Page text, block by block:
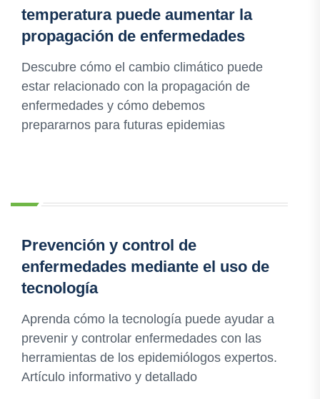
temperatura puede aumentar la
propagación de enfermedades
Descubre cómo el cambio climático puede
estar relacionado con la propagación de
enfermedades y cómo debemos
prepararnos para futuras epidemias
Prevención y control de
enfermedades mediante el uso de
tecnología
Aprenda cómo la tecnología puede ayudar a
prevenir y controlar enfermedades con las
herramientas de los epidemiólogos expertos.
Artículo informativo y detallado